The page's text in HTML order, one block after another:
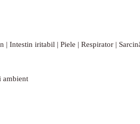
Intestin iritabil | Piele | Respirator |
ambient